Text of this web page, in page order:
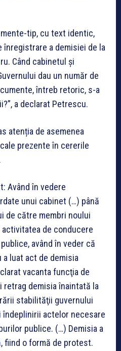
tip, cu text identic,
a demisiei de la
Când cabinetul şi
dau un număr de
întreb retoric, s-a
a declarat Petrescu.
atenția de asemenea
prezente în cererile
Având în vedere
unui cabinet (…) până
de către membri noului
de conducere
având în veder că
a luat act de demisia
vacanta funcţia de
retrag demisia înaintată la
stabilităţii guvernului
actelor necesare
publice. (…) Demisia a
fiind o formă de protest.